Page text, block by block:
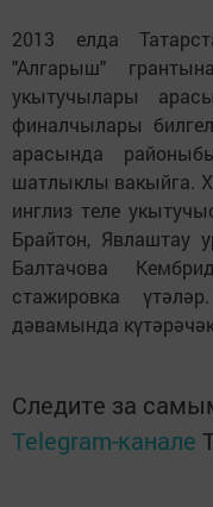
2013 елда
"Алгарыш"
укытучылары
финалчылары
арасында
шатлык­лы вакыйга.
инглиз теле
Брайтон, Явлаштау
Балтачова
стажировка
дәвамында
Следите за
Telegram-канале